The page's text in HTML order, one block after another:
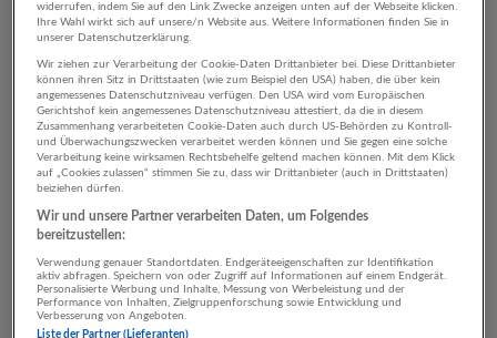
1 Grafik, Design Kunst,
Unterhaltung und Erholung
Unternehmen
widerrufen, indem Sie auf den Link Zwecke anzeigen unten auf der Webseite klicken.
Ihre Wahl wirkt sich auf unsere/n Website aus. Weitere Informationen finden Sie in
unserer Datenschutzerklärung.
Wir ziehen zur Verarbeitung der Cookie-Daten Drittanbieter bei. Diese Drittanbieter
können ihren Sitz in Drittstaaten (wie zum Beispiel den USA) haben, die über kein
angemessenes Datenschutzniveau verfügen. Den USA wird vom Europäischen
Gerichtshof kein angemessenes Datenschutzniveau attestiert, da die in diesem
Zusammenhang verarbeiteten Cookie-Daten auch durch US-Behörden zu Kontroll-
und Überwachungszwecken verarbeitet werden können und Sie gegen eine solche
Verarbeitung keine wirksamen Rechtsbehelfe geltend machen können. Mit dem Klick
auf „Cookies zulassen“ stimmen Sie zu, dass wir Drittanbieter (auch in Drittstaaten)
beiziehen dürfen.
Wir und unsere Partner verarbeiten Daten, um Folgendes
bereitzustellen:
Verwendung genauer Standortdaten. Endgeräteeigenschaften zur Identifikation
aktiv abfragen. Speichern von oder Zugriff auf Informationen auf einem Endgerät.
Personalisierte Werbung und Inhalte, Messung von Werbeleistung und der
Performance von Inhalten, Zielgruppenforschung sowie Entwicklung und
Verbesserung von Angeboten.
Liste der Partner (Lieferanten)